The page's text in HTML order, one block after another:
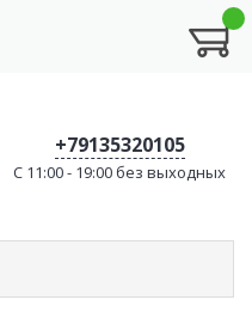
+79135320105
C 11:00 - 19:00 без выходных